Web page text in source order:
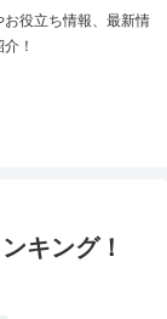
役立ち情報、最新情
！
キング！